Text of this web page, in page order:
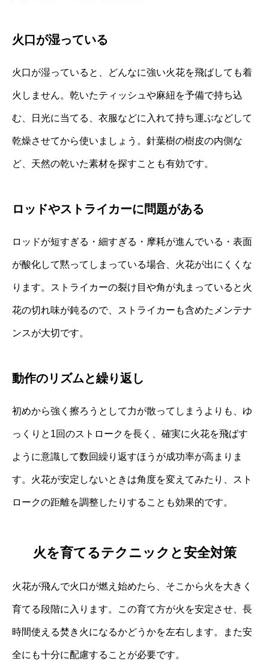
火口が湿っている
火口が湿っていると、どんなに強い火花を飛ばしても着
火しません。乾いたティッシュや麻紐を予備で持ち込
む、日光に当てる、衣服などに入れて持ち運ぶなどして
乾燥させてから使いましょう。針葉樹の樹皮の内側な
ど、天然の乾いた素材を探すことも有効です。
ロッドやストライカーに問題がある
ロッドが短すぎる・細すぎる・摩耗が進んでいる・表面
が酸化して黙ってしまっている場合、火花が出にくくな
ります。ストライカーの裂け目や角が丸まっていると火
花の切れ味が鈍るので、ストライカーも含めたメンテナ
ンスが大切です。
動作のリズムと繰り返し
初めから強く擦ろうとして力が散ってしまうよりも、ゆ
っくりと1回のストロークを長く、確実に火花を飛ばす
ように意識して数回繰り返すほうが成功率が高まりま
す。火花が安定しないときは角度を変えてみたり、スト
ロークの距離を調整したりすることも効果的です。
火を育てるテクニックと安全対策
火花が飛んで火口が燃え始めたら、そこから火を大きく
育てる段階に入ります。この育て方が火を安定させ、長
時間使える焚き火になるかどうかを左右します。また安
全にも十分に配慮することが必要です。